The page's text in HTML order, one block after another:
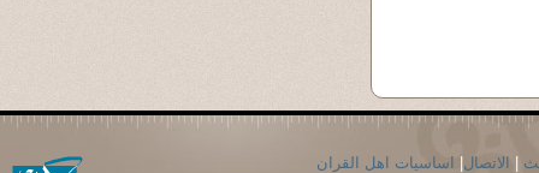
| الاتصال| اساسيات اهل القران